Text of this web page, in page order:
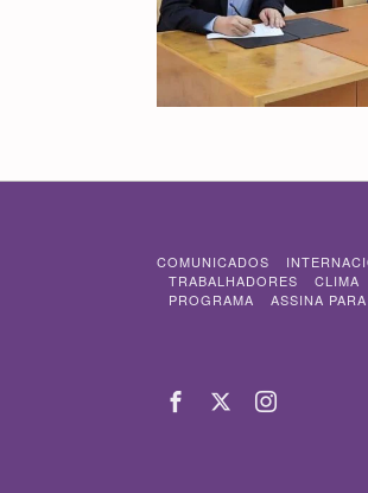
COMUNICADOS
TRABALHADORES
CLIMA
PROGRAMA
ASSINA